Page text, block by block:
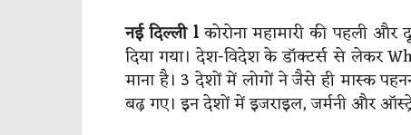
नई दिल्ली lकोरोना महामारी की पहली
दिया गया। देश-विदेश के डॉक्टर्स से लेकर
माना है। 3 देशों में लोगों ने जैसे ही मास्क
बढ़ गए। इन देशों में इजराइल, जर्मनी और